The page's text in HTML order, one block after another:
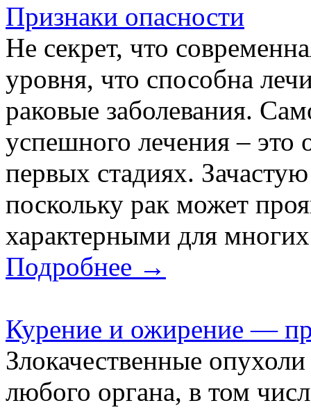
Признаки опасности
Не секрет, что
уровня, что способна
раковые заболевания.
успешного лечения – это
первых стадиях.
поскольку рак может
характерными для
Подробнее →
Курение и ожирение —
Злокачественные
любого органа, в том